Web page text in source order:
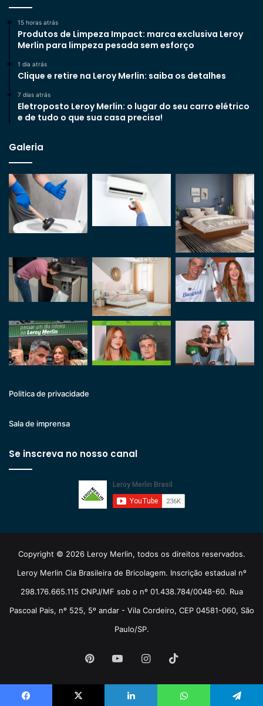
15 horas atrás
Produtos de Limpeza Impact: marca exclusiva Leroy
Merlin para limpeza pesada sem esforço
1 dia atrás
Clique e retire na Leroy Merlin: saiba os detalhes
7 dias atrás
Eletroposto Leroy Merlin: o lugar do seu carro elétrico
e de tudo o que sua casa precisa!
Galeria
Politica de privacidade
Sala de imprensa
Se inscreva no nosso canal
Copyright © 2026 Leroy Merlin, todos os direitos reservados.
Leroy Merlin Cia Brasileira de Bricolagem. Inscrição estadual nº
298.176.665.115 CNPJ/MF sob o nº 01.438.784/0048-60. Rua
Pascoal Pais, nº 525, 5º andar - Vila Cordeiro, CEP 04581-060, São
Paulo/SP.
PinterestYouTubeInstagram